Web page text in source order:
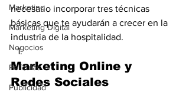
Marketing
Marketing Digital
Negocios
Películas
Publicidad
necesario incorporar tres técnicas
básicas que te ayudarán a crecer en la
industria de la hospitalidad.
Marketing Online y
Redes Sociales